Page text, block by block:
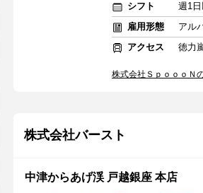
シフト
週1
雇用形態
アル
アクセス
徳力
株式会社ＳｐｏｏｏＮ
株式会社バースト
中津からあげ渓 戸越銀座 本店